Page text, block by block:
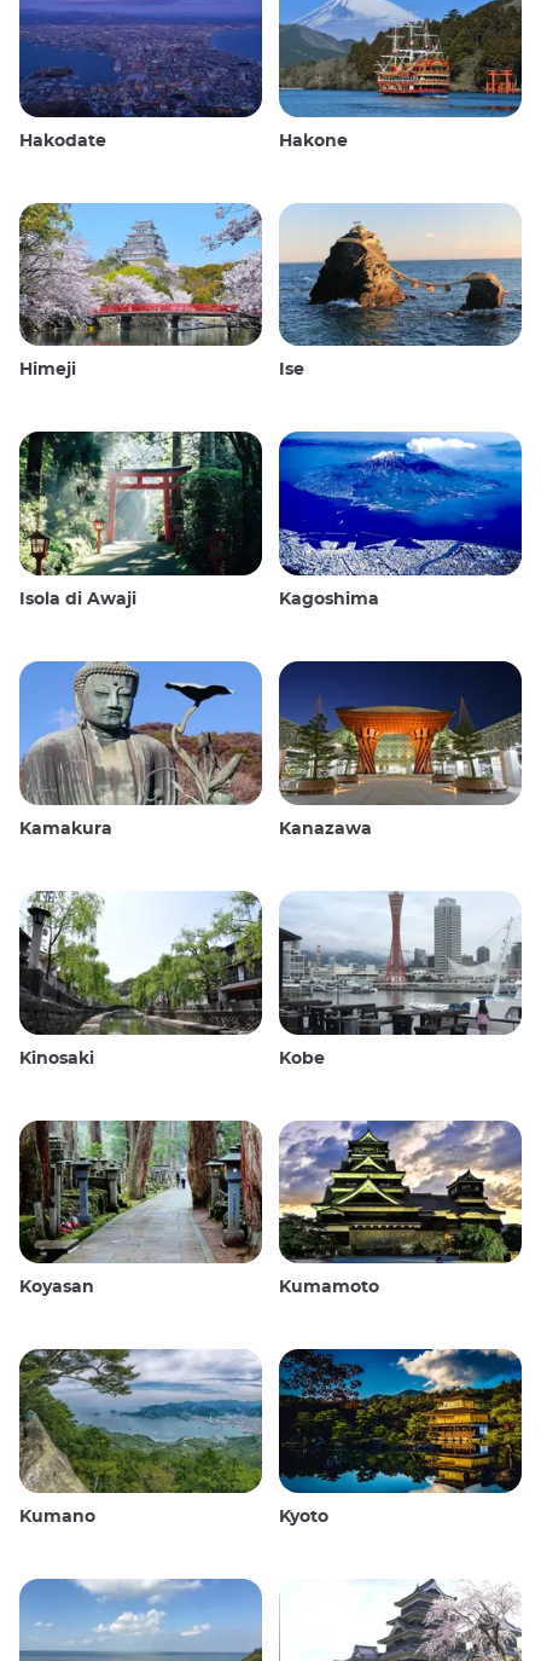
Hakodate Hakone
Himeji Ise
Isola di Awaji Kagoshima
Kamakura Kanazawa
Kinosaki Kobe
Koyasan Kumamoto
Kumano Kyoto